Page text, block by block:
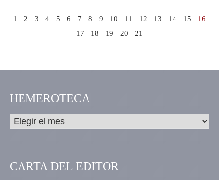
1 2 3 4 5 6 7 8 9 10 11 12 13 14 15
16
17
18 19 20 21
HEMEROTECA
CARTA DEL EDITOR